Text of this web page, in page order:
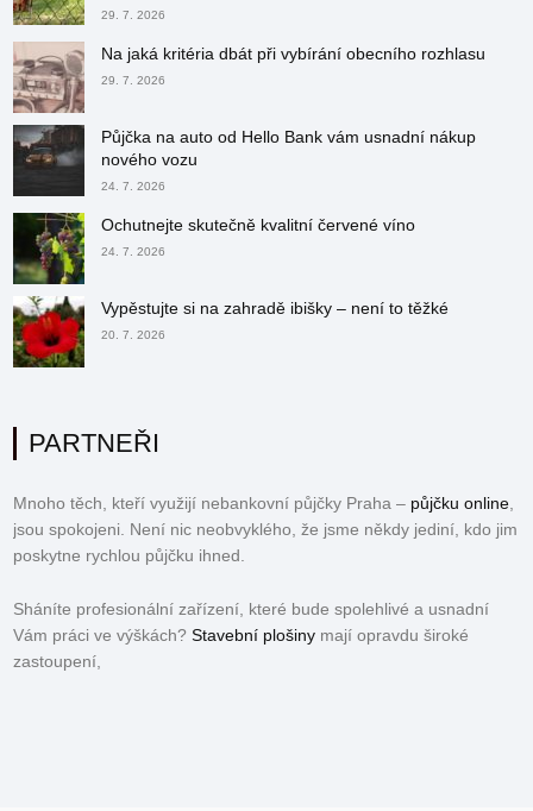
29. 7. 2026
Na jaká kritéria dbát při vybírání obecního rozhlasu
29. 7. 2026
Půjčka na auto od Hello Bank vám usnadní nákup
nového vozu
24. 7. 2026
Ochutnejte skutečně kvalitní červené víno
24. 7. 2026
Vypěstujte si na zahradě ibišky – není to těžké
20. 7. 2026
PARTNEŘI
Mnoho těch, kteří využijí nebankovní půjčky Praha – půjčku online
jsou spokojeni. Není nic neobvyklého, že jsme někdy jediní, kdo jim
poskytne rychlou půjčku ihned.
Sháníte profesionální zařízení, které bude spolehlivé a usnadní
Vám práci ve výškách?Stavební plošiny mají opravdu široké
zastoupení,